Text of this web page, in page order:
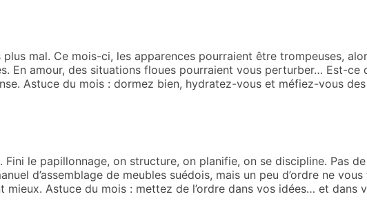
mal. Ce mois-ci, les apparences pourraient être trompeuses,
En amour, des situations floues pourraient vous perturber… Est-ce
Astuce du mois : dormez bien, hydratez-vous et méfiez-vous
le papillonnage, on structure, on planifie, on se discipline. Pas
d’assemblage de meubles suédois, mais un peu d’ordre ne
mieux. Astuce du mois : mettez de l’ordre dans vos idées… et dans